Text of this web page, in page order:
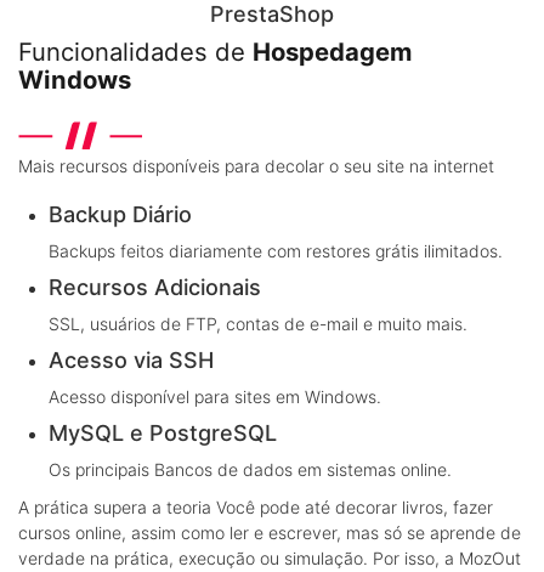
PrestaShop
Funcionalidades de Hospedagem
Windows
Mais recursos disponíveis para decolar o seu site na internet
Backup Diário
Backups feitos diariamente com restores grátis ilimitados.
Recursos Adicionais
SSL, usuários de FTP, contas de e-mail e muito mais.
Acesso via SSH
Acesso disponível para sites em Windows.
MySQL e PostgreSQL
Os principais Bancos de dados em sistemas online.
A prática supera a teoria Você pode até decorar livros, fazer
cursos online, assim como ler e escrever, mas só se aprende de
verdade na prática, execução ou simulação. Por isso, a MozOut